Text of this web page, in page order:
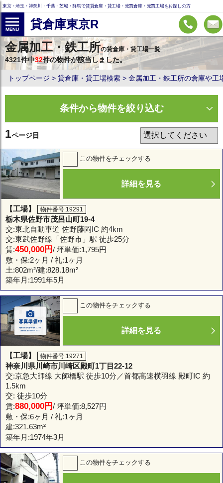
東京・埼玉・神奈川・千葉・茨城・群馬で賃貸倉庫・貸工場・売買倉庫・売買工場をお探しの方
貸倉庫東京R
金属加工・鉄工所の貸倉庫・貸工場一覧
4321件中32件の物件が該当しました。
トップページ 貸倉庫・貸工場検索 金属加工・鉄工所の倉庫や工
条件から物件を絞り込む
1ページ目
この物件をチェックする
詳細を見る
【工場】 物件番号:19291
栃木県佐野市茂呂山町19-4
交:東北自動車道 佐野藤岡IC 約4km
交:東武佐野線「佐野市」駅 徒歩25分
賃:450,000円/ 坪単価:1,795円
敷・保:2ヶ月 / 礼:1ヶ月
土:802m²/建:828.18m²
築年月:1991年5月
この物件をチェックする
詳細を見る
【工場】 物件番号:19271
神奈川県川崎市川崎区殿町1丁目22-12
交:京急大師線 大師橋駅 徒歩10分／首都高速横羽線 殿町IC 約
1.5km
交: 徒歩10分
賃:880,000円/ 坪単価:8,527円
敷・保:6ヶ月 / 礼:1ヶ月
建:321.63m²
築年月:1974年3月
この物件をチェックする